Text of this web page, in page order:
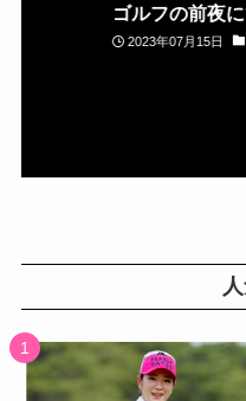
ゴルフの前夜
2023年07月15日